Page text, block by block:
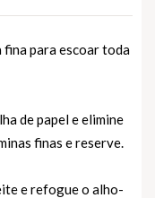
fina para escoar toda
de papel e elimine
finas e reserve.
e refogue o alho-